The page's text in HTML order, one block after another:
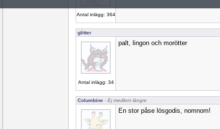
Antal inlägg: 364
glitter
Antal inlägg: 34
palt, lingon och morötter
Columbine - Ej medlem längre
En stor påse lösgodis, nomnom!